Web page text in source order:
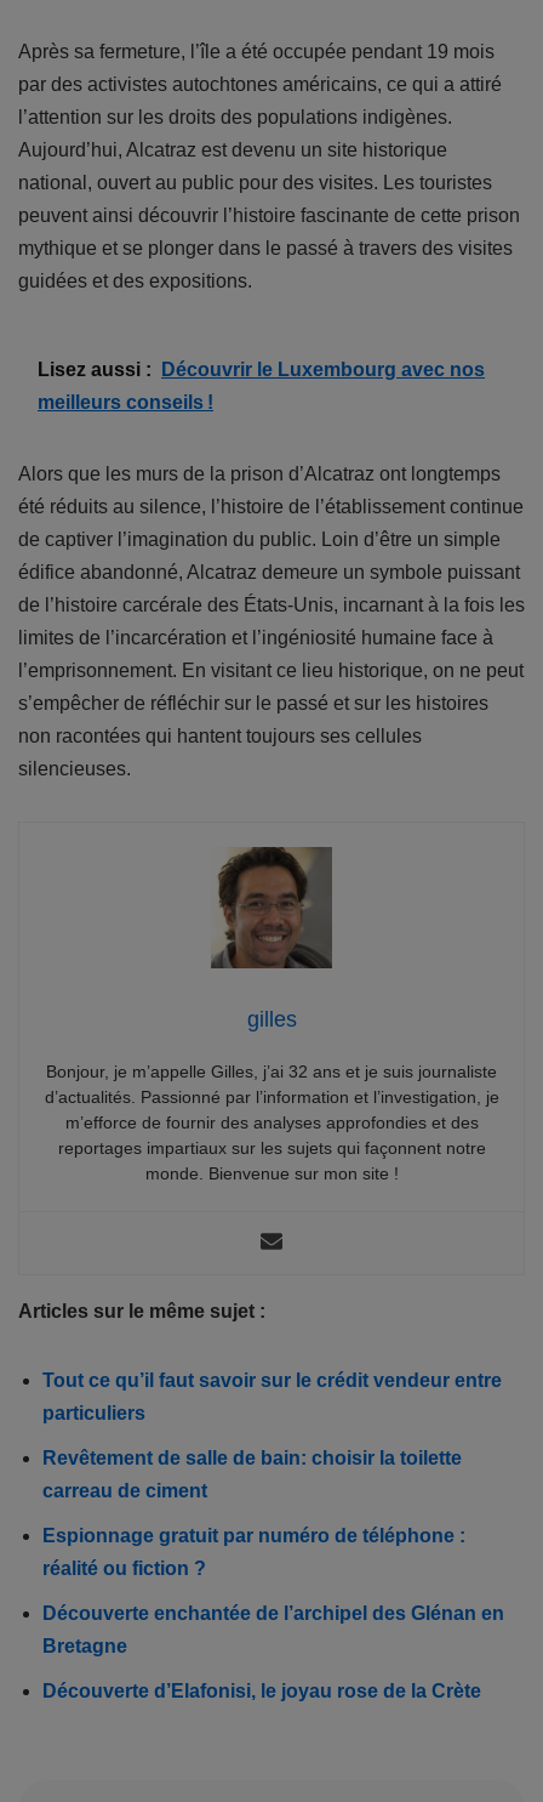
Après sa fermeture, l’île a été occupée pendant 19 mois
par des activistes autochtones américains, ce qui a attiré
l’attention sur les droits des populations indigènes.
Aujourd’hui, Alcatraz est devenu un site historique
national, ouvert au public pour des visites. Les touristes
peuvent ainsi découvrir l’histoire fascinante de cette prison
mythique et se plonger dans le passé à travers des visites
guidées et des expositions.
Lisez aussi :
Découvrir le Luxembourg avec nos
meilleurs conseils !
Alors que les murs de la prison d’Alcatraz ont longtemps
été réduits au silence, l’histoire de l’établissement continue
de captiver l’imagination du public. Loin d’être un simple
édifice abandonné, Alcatraz demeure un symbole puissant
de l’histoire carcérale des États-Unis, incarnant à la fois les
limites de l’incarcération et l’ingéniosité humaine face à
l’emprisonnement. En visitant ce lieu historique, on ne peut
s’empêcher de réfléchir sur le passé et sur les histoires
non racontées qui hantent toujours ses cellules
silencieuses.
gilles
Bonjour, je m’appelle Gilles, j’ai 32 ans et je suis journaliste
d’actualités. Passionné par l’information et l’investigation, je
m’efforce de fournir des analyses approfondies et des
reportages impartiaux sur les sujets qui façonnent notre
monde. Bienvenue sur mon site !
Articles sur le même sujet :
Tout ce qu’il faut savoir sur le crédit vendeur entre
particuliers
Revêtement de salle de bain: choisir la toilette
carreau de ciment
Espionnage gratuit par numéro de téléphone :
réalité ou fiction ?
Découverte enchantée de l’archipel des Glénan en
Bretagne
Découverte d’Elafonisi, le joyau rose de la Crète